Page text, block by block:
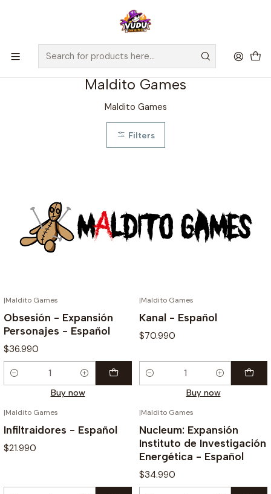
🚀 ¡Despachamos a todo Chile! Envío GRATIS a Regiones sobre
$100.000 y a RM sobre $35.000
Home Juegos de Mesa Editorial Maldito Games
Maldito Games
Maldito Games
Filters
|Maldito Games
Obsesión - Expansión
Personajes - Español
$36.990
Quantity
Buy now
|Maldito Games
Kanal - Español
$70.990
Quantity
Buy now
|Maldito Games
Infiltraidores - Español
$21.990
|Maldito Games
Nucleum: Expansión
Instituto de Investigación
Energética - Español
$34.990